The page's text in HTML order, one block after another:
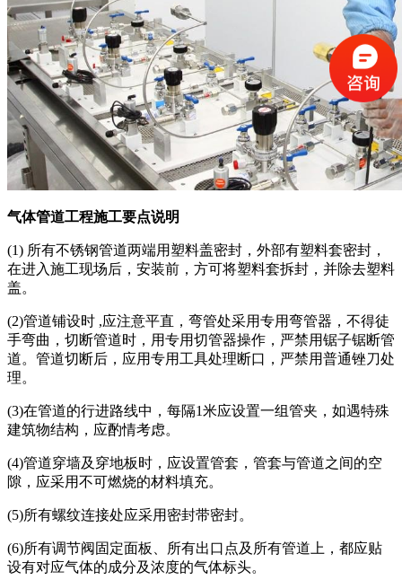
气体管道工程施工要点说明
(1) 所有不锈钢管道两端用塑料盖密封，外部有塑料套密封，
在进入施工现场后，安装前，方可将塑料套拆封，并除去塑料
盖。
(2)管道铺设时 ,应注意平直，弯管处采用专用弯管器，不得徒
手弯曲，切断管道时，用专用切管器操作，严禁用锯子锯断管
道。管道切断后，应用专用工具处理断口，严禁用普通锉刀处
理。
(3)在管道的行进路线中，每隔1米应设置一组管夹，如遇特殊
建筑物结构，应酌情考虑。
(4)管道穿墙及穿地板时，应设置管套，管套与管道之间的空
隙，应采用不可燃烧的材料填充。
(5)所有螺纹连接处应采用密封带密封。
(6)所有调节阀固定面板、所有出口点及所有管道上，都应贴
设有对应气体的成分及浓度的气体标头。